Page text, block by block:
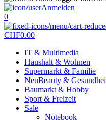
Anmelden
0
CHF0.00
IT & Multimedia
Haushalt & Wohnen
Supermarkt & Familie
NeuBeauty &
Baumarkt & Hobby
Sport & Freizeit
Sale
Notebook